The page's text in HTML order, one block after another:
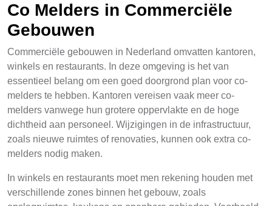
Co Melders in Commerciële
Gebouwen
Commerciële gebouwen in Nederland omvatten kantoren,
winkels en restaurants. In deze omgeving is het van
essentieel belang om een goed doorgrond plan voor co-
melders te hebben. Kantoren vereisen vaak meer co-
melders vanwege hun grotere oppervlakte en de hoge
dichtheid aan personeel. Wijzigingen in de infrastructuur,
zoals nieuwe ruimtes of renovaties, kunnen ook extra co-
melders nodig maken.
In winkels en restaurants moet men rekening houden met
verschillende zones binnen het gebouw, zoals